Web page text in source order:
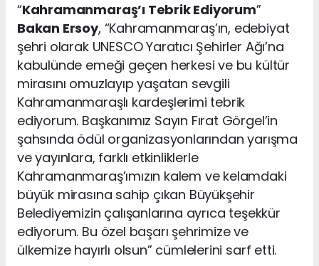
“Kahramanmaraş’ı Tebrik Ediyorum”
Bakan Ersoy, “Kahramanmaraş’ın, edebiyat
şehri olarak UNESCO Yaratıcı Şehirler Ağı’na
kabulünde emeği geçen herkesi ve bu kültür
mirasını omuzlayıp yaşatan sevgili
Kahramanmaraşlı kardeşlerimi tebrik
ediyorum. Başkanımız Sayın Fırat Görgel’in
şahsında ödül organizasyonlarından yarışma
ve yayınlara, farklı etkinliklerle
Kahramanmaraş’ımızın kalem ve kelamdaki
büyük mirasına sahip çıkan Büyükşehir
Belediyemizin çalışanlarına ayrıca teşekkür
ediyorum. Bu özel başarı şehrimize ve
ülkemize hayırlı olsun” cümlelerini sarf etti.